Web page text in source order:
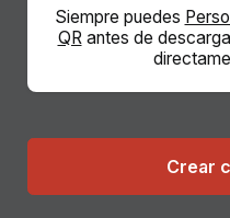
Siempre puedes
QRantes de
Crear